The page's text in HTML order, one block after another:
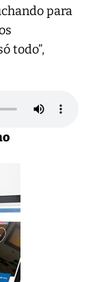
para
todo”,